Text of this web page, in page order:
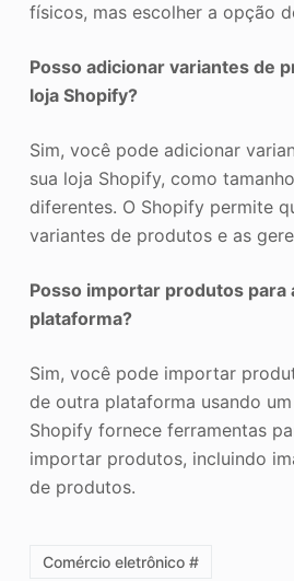
físicos, mas escolher a opção
Posso adicionar variantes de
loja Shopify?
Sim, você pode adicionar
sua loja Shopify, como
diferentes. O Shopify permite
variantes de produtos e as
Posso importar produtos para
plataforma?
Sim, você pode importar
de outra plataforma usando
Shopify fornece ferramentas
importar produtos, incluindo
de produtos.
Comércio eletrônico #